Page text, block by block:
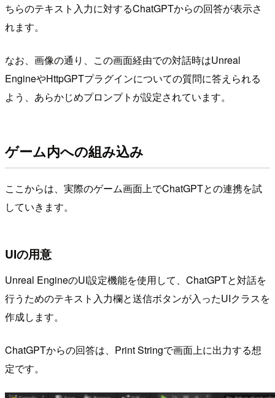
ちらのテキスト入力に対するChatGPTからの回答が表示さ
れます。
なお、画像の通り、この画面経由での対話時はUnreal
EngineやHttpGPTプラグインについての質問に答えられる
よう、あらかじめプロンプトが設定されています。
ゲーム内への組み込み
ここからは、実際のゲーム画面上でChatGPTとの連携を試
していきます。
UIの用意
Unreal EngineのUI設定機能を使用して、ChatGPTと対話を
行うためのテキスト入力欄と送信ボタンが入ったUIクラスを
作成します。
ChatGPTからの回答は、Print Stringで画面上に出力する想
定です。